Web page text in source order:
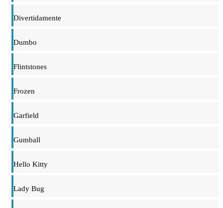
Divertidamente
Dumbo
Flintstones
Frozen
Garfield
Gumball
Hello Kitty
Lady Bug